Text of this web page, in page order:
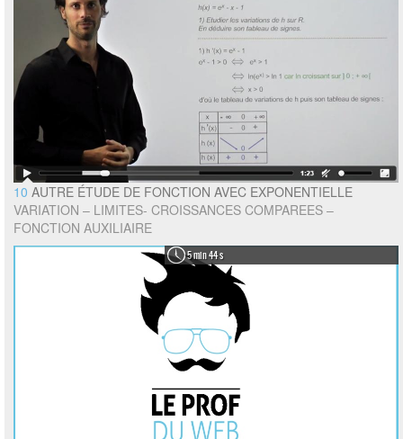
10 AUTRE ÉTUDE DE FONCTION AVEC EXPONENTIELLE
VARIATION – LIMITES- CROISSANCES COMPAREES –
FONCTION AUXILIAIRE
5 min 44 s